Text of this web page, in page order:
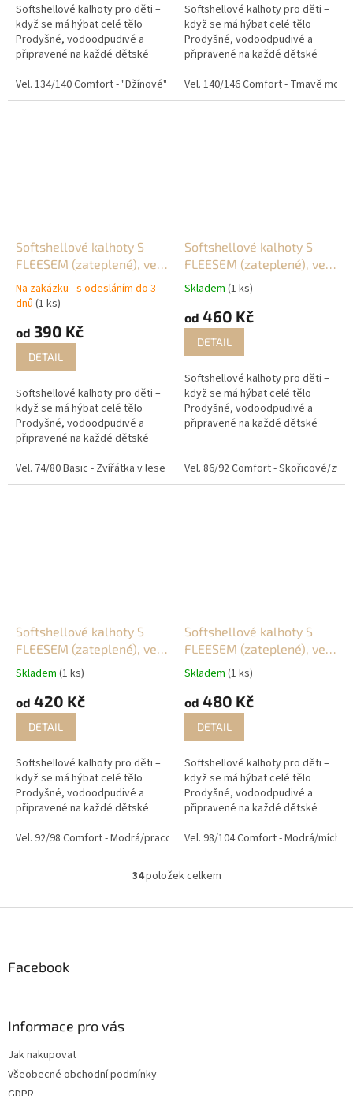
Softshellové kalhoty pro děti –
když se má hýbat celé tělo
Prodyšné, vodoodpudivé a
připravené na každé dětské
softshellové kalhoty jsou
navržené pro aktivní děti, které
Vel. 134/140 Comfort - "Džínové" Vel. 134/140 Comfort - Tm. modré/
Softshellové kalhoty pro děti –
když se má hýbat celé tělo
Prodyšné, vodoodpudivé a
připravené na každé dětské
softshellové kalhoty jsou
navržené pro aktivní děti, které
Vel. 140/146 Comfort - Tmavě
Softshellové kalhoty S
FLEESEM (zateplené), vel.
74/80 a 80/86
Na zakázku - s odesláním do 3
dnů (1 ks)
od 390 Kč
DETAIL
Softshellové kalhoty pro děti –
když se má hýbat celé tělo
Prodyšné, vodoodpudivé a
připravené na každé dětské
softshellové kalhoty jsou
navržené pro aktivní děti, které
Vel. 74/80 Basic - Zvířátka v lese Vel. 74/80 Basic - šedé Vel. 80/86
Softshellové kalhoty S
FLEESEM (zateplené), vel.
86/92
Skladem (1 ks)
od 460 Kč
DETAIL
Softshellové kalhoty pro děti –
když se má hýbat celé tělo
Prodyšné, vodoodpudivé a
připravené na každé dětské
navržené pro aktivní děti, které
skáčou...
Vel. 86/92 Comfort - Skořicové/
Softshellové kalhoty S
FLEESEM (zateplené), vel.
92/98
Skladem (1 ks)
od 420 Kč
DETAIL
Softshellové kalhoty pro děti –
když se má hýbat celé tělo
Prodyšné, vodoodpudivé a
připravené na každé dětské
softshellové kalhoty jsou
Vel. 92/98 Comfort - Modrá/pracovní stroje Vel. 92/98 Comfort -
Softshellové kalhoty S
FLEESEM (zateplené), vel.
98/104
Skladem (1 ks)
od 480 Kč
DETAIL
Softshellové kalhoty pro děti –
když se má hýbat celé tělo
Prodyšné, vodoodpudivé a
připravené na každé dětské
softshellové kalhoty jsou
skáčou...
Vel. 98/104 Comfort - Modrá/
O
l
34položek celkem
Facebook
Informace pro vás
Jak nakupovat
Všeobecné obchodní podmínky